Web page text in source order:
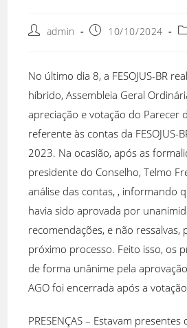
admin 10/10/2024
No último dia 8, a FESOJUS-BR
híbrido, Assembleia Geral
apreciação e votação do Parecer
referente às contas da FESOJUS-
2023. Na ocasião, após as
presidente do Conselho, Telmo
análise das contas, , informando
havia sido aprovada por
recomendações, e não ressalvas,
próximo processo. Feito isso, os
de forma unânime pela
AGO foi encerrada após a
PRESENÇAS – Estavam